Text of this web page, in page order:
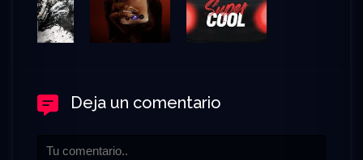
Deja un comentario